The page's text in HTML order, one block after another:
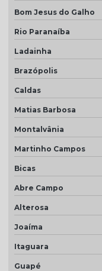
Bom Jesus do Galho
Rio Paranaíba
Ladainha
Brazópolis
Caldas
Matias Barbosa
Montalvânia
Martinho Campos
Bicas
Abre Campo
Alterosa
Joaíma
Itaguara
Guapé